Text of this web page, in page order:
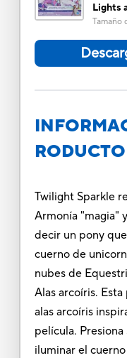
Lights
Tamaño
RODUCTO
Twilight Sparkle
Armonía "magia"
decir un pony
cuerno de
nubes de
Alas arcoíris.
alas arcoíris
película.
iluminar el